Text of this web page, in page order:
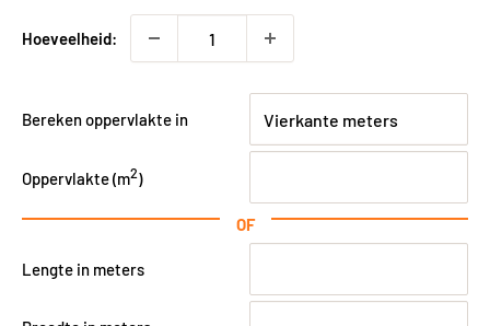
Hoeveelheid:
Bereken oppervlakte in
Oppervlakte (m2)
OF
Lengte in meters